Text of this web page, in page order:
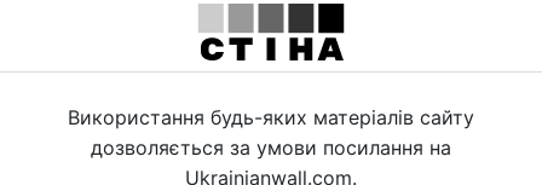
Використання будь-яких матеріалів сайту
дозволяється за умови посилання на
Ukrainianwall.com.